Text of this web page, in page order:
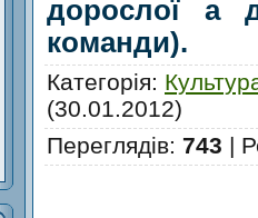
дорослої а
команди).
Категорія:
(30.01.2012)
Переглядів: 743 |